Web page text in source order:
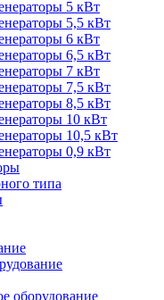
5 кВт
5,5 кВт
6 кВт
6,5 кВт
7 кВт
7,5 кВт
8,5 кВт
10 кВт
10,5 кВт
0,9 кВт
типа
оборудование